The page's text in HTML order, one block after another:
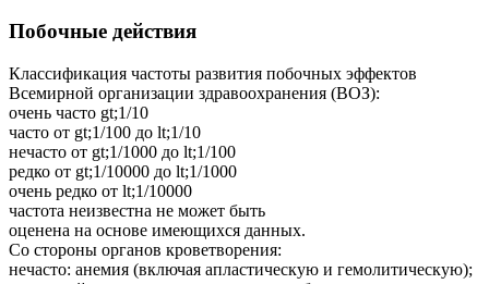
Побочные действия
Классификация частоты развития побочных эффектов
Всемирной организации здравоохранения (ВОЗ):
очень часто gt;1/10
часто от gt;1/100 до lt;1/10
нечасто от gt;1/1000 до lt;1/100
редко от gt;1/10000 до lt;1/1000
очень редко от lt;1/10000
частота неизвестна не может быть
оценена на основе имеющихся данных.
Со стороны органов кроветворения:
нечасто: анемия (включая апластическую и гемолитическую);